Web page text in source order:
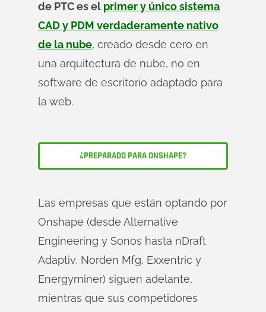
de PTC es el primer y único sistema
CAD y PDM verdaderamente nativo
de la nube, creado desde cero en
una arquitectura de nube, no en
software de escritorio adaptado para
la web.
¿PREPARADO PARA ONSHAPE?
Las empresas que están optando por
Onshape (desde Alternative
Engineering y Sonos hasta nDraft
Adaptiv, Norden Mfg, Exxentric y
Energyminer) siguen adelante,
mientras que sus competidores